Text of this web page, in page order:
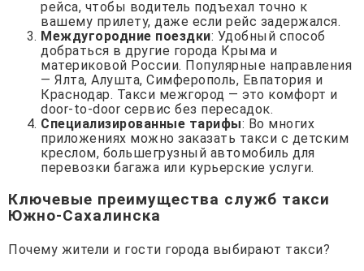
рейса, чтобы водитель подъехал точно к
вашему прилету, даже если рейс задержался.
Междугородние поездки: Удобный способ
добраться в другие города Крыма и
материковой России. Популярные направления
— Ялта, Алушта, Симферополь, Евпатория и
Краснодар. Такси межгород — это комфорт и
door-to-door сервис без пересадок.
Специализированные тарифы: Во многих
приложениях можно заказать такси с детским
креслом, большегрузный автомобиль для
перевозки багажа или курьерские услуги.
Ключевые преимущества служб такси
Южно-Сахалинска
Почему жители и гости города выбирают такси?